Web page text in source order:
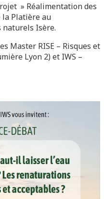
» Réalimentation des
la Platière au
naturels Isère.
Master RISE – Risques et
Lyon 2) et IWS –